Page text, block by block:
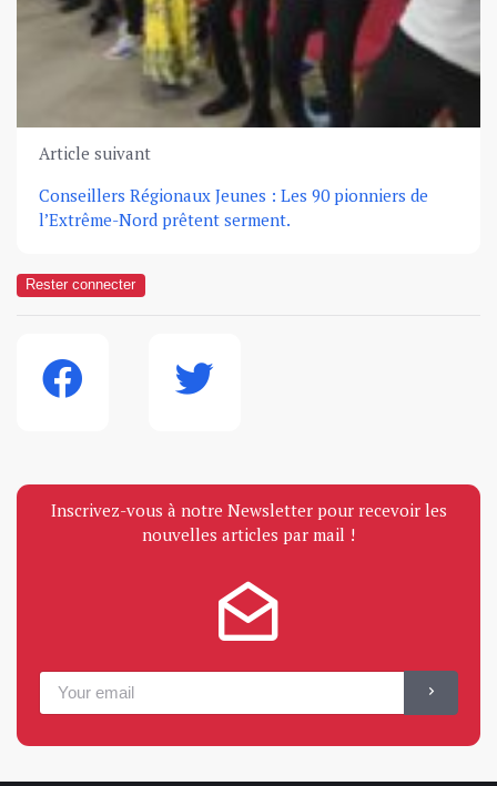
Article suivant
Conseillers Régionaux Jeunes : Les 90 pionniers de
l’Extrême-Nord prêtent serment.
Rester connecter
Inscrivez-vous à notre Newsletter pour recevoir les
nouvelles articles par mail !